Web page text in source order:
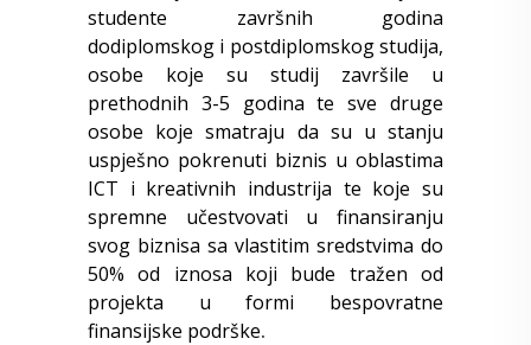
studente završnih godina
dodiplomskog i postdiplomskog studija,
osobe koje su studij završile u
prethodnih 3-5 godina te sve druge
osobe koje smatraju da su u stanju
uspješno pokrenuti biznis u oblastima
ICT i kreativnih industrija te koje su
spremne učestvovati u finansiranju
svog biznisa sa vlastitim sredstvima do
50% od iznosa koji bude tražen od
projekta u formi bespovratne
finansijske podrške.